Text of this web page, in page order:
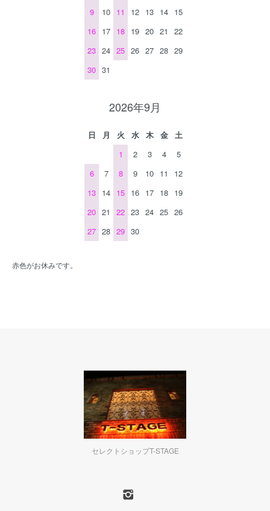
9
10 11 12 13 14 15
16 17 18 19 20 21
22
23 24 25 26 27 28 29
30 31
2026年9月
日 月 火 水 木 金
土
1
2 3 4
5
6
7 8 9 10 11
12
13 14 15 16 17 18 19
20 21 22 23 24 25 26
27 28 29 30
赤色がお休みです。
セレクトショップT-STAGE